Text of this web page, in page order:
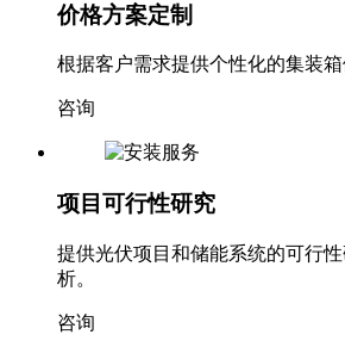
价格方案定制
根据客户需求提供个性化的集装箱
咨询
项目可行性研究
提供光伏项目和储能系统的可行
析。
咨询